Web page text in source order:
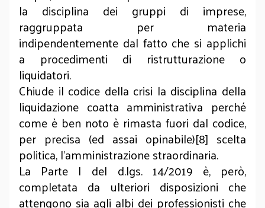
la disciplina dei gruppi di imprese,
raggruppata per materia
indipendentemente dal fatto che si applichi
a procedimenti di ristrutturazione o
liquidatori.
Chiude il codice della crisi la disciplina della
liquidazione coatta amministrativa perché
come è ben noto è rimasta fuori dal codice,
per precisa (ed assai opinabile)[8] scelta
politica, l’amministrazione straordinaria.
La Parte I del d.lgs. 14/2019 è, però,
completata da ulteriori disposizioni che
attengono sia agli albi dei professionisti che